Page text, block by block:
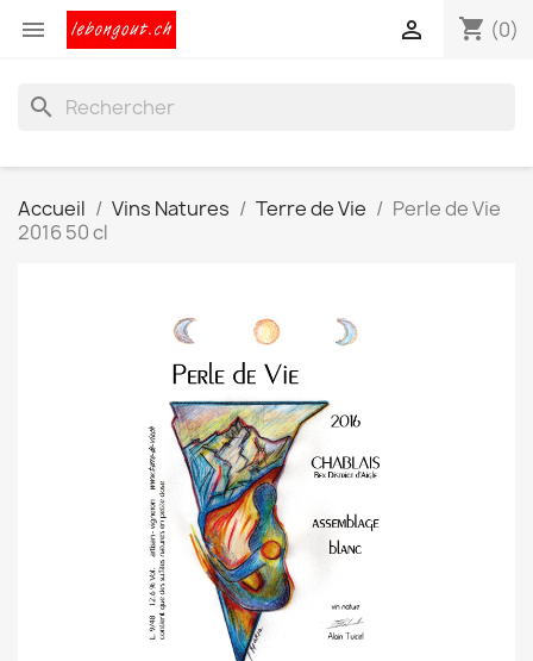
 shopping_cart (0)

search
Accueil Vins Natures Terre de Vie
Perle de Vie
2016 50 cl